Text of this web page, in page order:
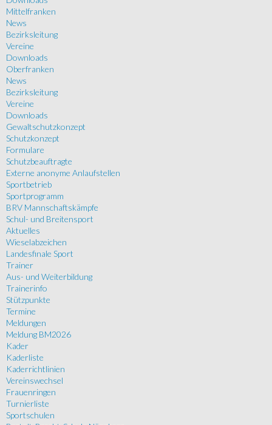
Mittelfranken
News
Bezirksleitung
Vereine
Downloads
Oberfranken
News
Bezirksleitung
Vereine
Downloads
Gewaltschutzkonzept
Schutzkonzept
Formulare
Schutzbeauftragte
Externe anonyme Anlaufstellen
Sportbetrieb
Sportprogramm
BRV Mannschaftskämpfe
Schul- und Breitensport
Aktuelles
Wieselabzeichen
Landesfinale Sport
Trainer
Aus- und Weiterbildung
Trainerinfo
Stützpunkte
Termine
Meldungen
Meldung BM2026
Kader
Kaderliste
Kaderrichtlinien
Vereinswechsel
Frauenringen
Turnierliste
Sportschulen